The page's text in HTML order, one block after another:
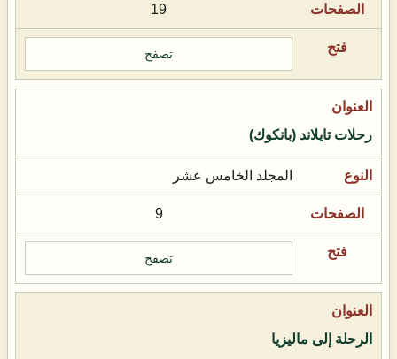
19
تصفح
رحلات تايلاند (بانكوك)
المجلد الخامس عشر
9
تصفح
الرحلة إلى ماليزيا